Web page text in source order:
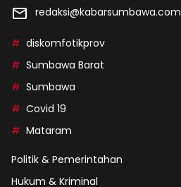
redaksi@kabarsumbawa.com
diskomfotikprov
Sumbawa Barat
Sumbawa
Covid 19
Mataram
Politik & Pemerintahan
Hukum & Kriminal